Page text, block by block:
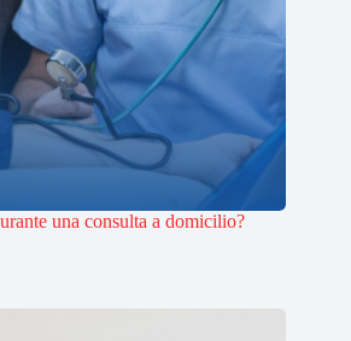
una consulta a domicilio?